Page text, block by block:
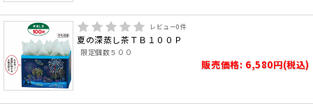
レビュー0件
夏の深蒸し茶ＴＢ１００Ｐ
限定個数５００
販売価格: 6,580円(税込)